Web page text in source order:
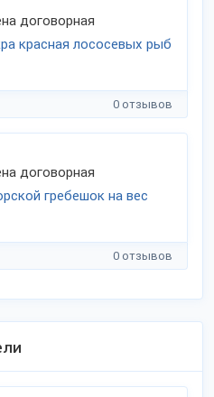
договорная
красная лососевых рыб
0 отзывов
договорная
гребешок на вес
0 отзывов